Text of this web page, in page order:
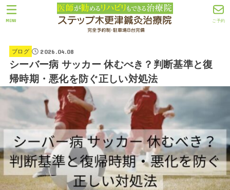
ご予約
MENU
ブログ 2026.04.08
シーバー病 サッカー 休むべき？判断基準と復
帰時期・悪化を防ぐ正しい対処法